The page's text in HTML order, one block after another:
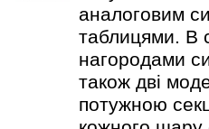
аналоговим
таблицями. В
нагородами
також дві
потужною